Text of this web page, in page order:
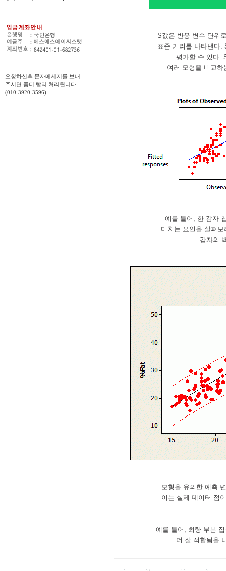
요청하신후 문자메세지를 보내
주시면 좀더 빨리 처리됩니다.
(010-3920-3596)
S값은 반응 변수 단위
표준 거리를 나타낸다.
평가할 수 있다.
여러 모형을 비교
예를 들어, 한 감자
미치는 요인을 살펴
감자의
모형을 유의한 예측
이는 실제 데이터 점
예를 들어, 최량 부분
더 잘 적합됨을